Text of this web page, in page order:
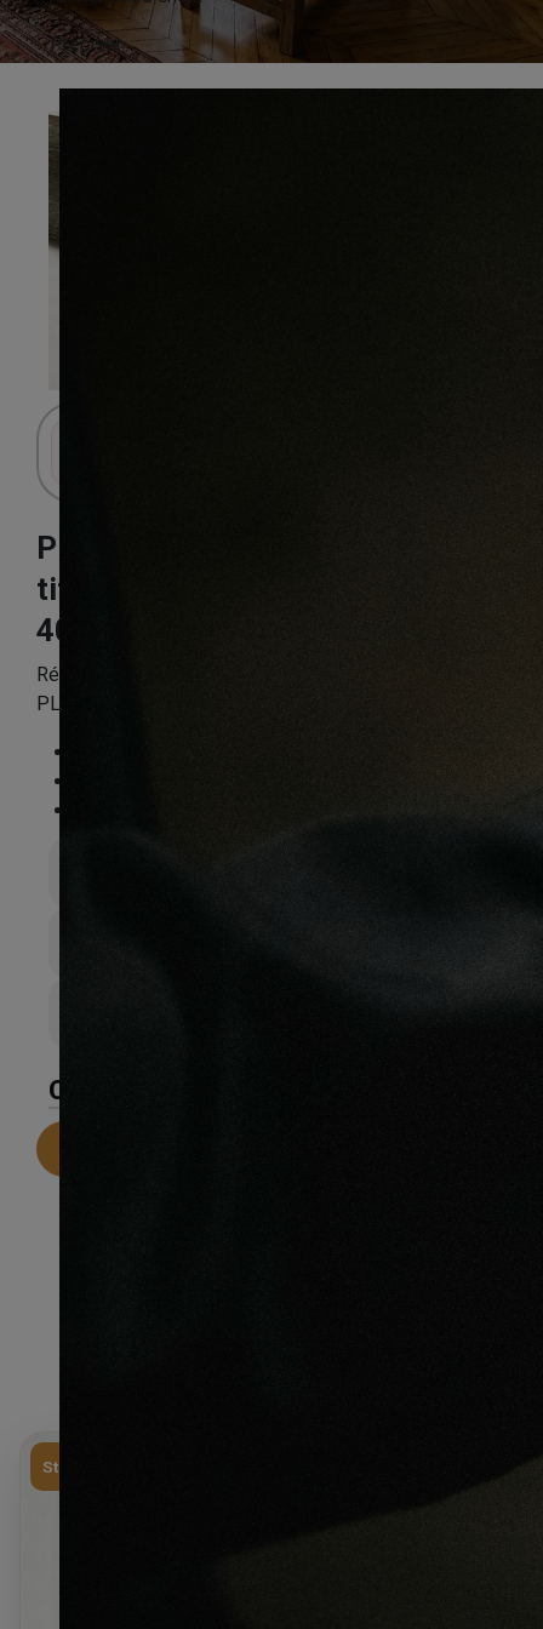
Préciser
Plinthe mdf gala
titane
40X22X2400mm
Référence:
PLINTHE MDF GALA TITANE 40X22X2400
CARACTÉRISTIQUES
Stock limité